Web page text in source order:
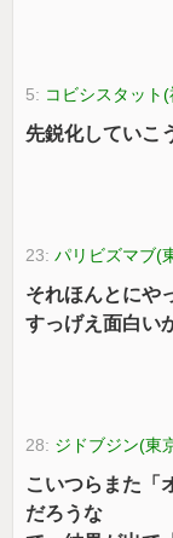
5: コビシスタット
先鋭化していこ
23:パリビズマブ(
それほんとにや
すっげえ面白い
28: ジドブジン(東
こいつらまた「
だろうな